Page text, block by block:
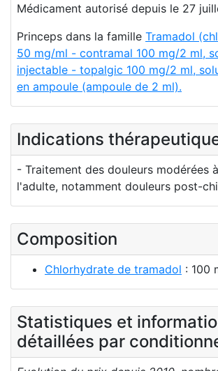
Médicament autorisé depuis le 27
Princeps dans la famille Tramadol
50 mg/ml - contramal 100 mg/2 ml,
injectable - topalgic 100 mg/2 ml,
en ampoule (ampoule de 2 ml).
Indications
- Traitement des douleurs modérées
l'adulte, notamment douleurs post-
Composition
Chlorhydrate de tramadol : 100
Statistiques et
détaillées par